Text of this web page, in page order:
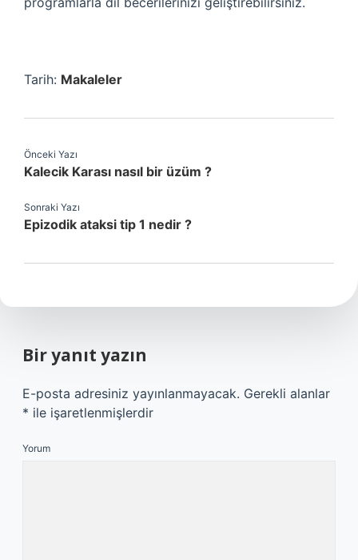
Tarih: Makaleler
Önceki Yazı
Kalecik Karası nasıl bir üzüm ?
Sonraki Yazı
Epizodik ataksi tip 1 nedir ?
Bir yanıt yazın
E-posta adresiniz yayınlanmayacak. Gerekli alanlar
* ile işaretlenmişlerdir
Yorum